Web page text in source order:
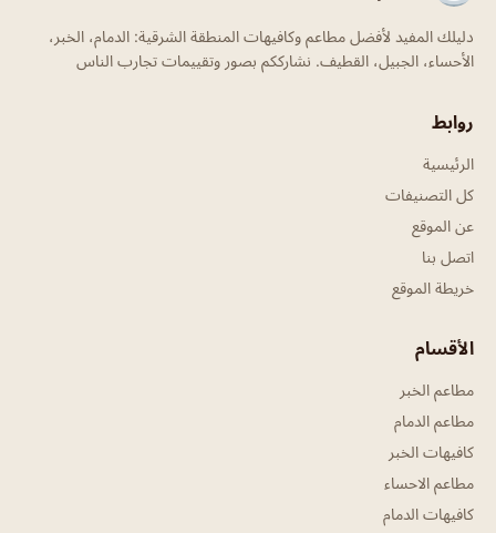
دليلك المفيد لأفضل مطاعم وكافيهات المنطقة الشرقية: الدمام، الخبر،
الأحساء، الجبيل، القطيف. نشارككم بصور وتقييمات تجارب الناس
روابط
الرئيسية
كل التصنيفات
عن الموقع
اتصل بنا
خريطة الموقع
الأقسام
مطاعم الخبر
مطاعم الدمام
كافيهات الخبر
مطاعم الاحساء
كافيهات الدمام